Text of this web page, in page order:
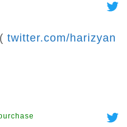
twitter.com/harizyan